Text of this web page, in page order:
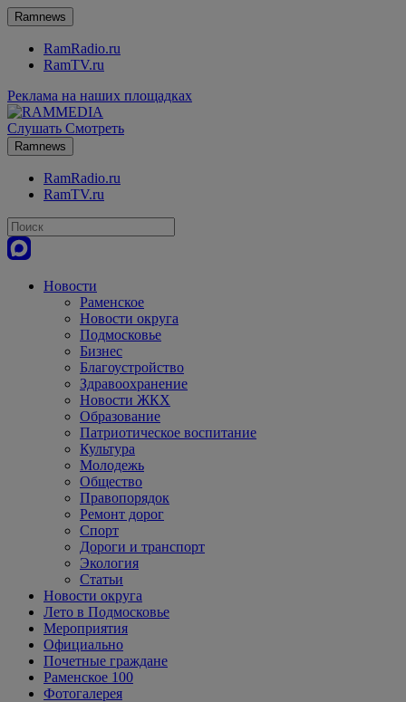
Ramnews
RamRadio.ru
RamTV.ru
Реклама на наших площадках
Слушать Смотреть
Ramnews
RamRadio.ru
RamTV.ru
Новости
Раменское
Новости округа
Подмосковье
Бизнес
Благоустройство
Здравоохранение
Новости ЖКХ
Образование
Патриотическое воспитание
Культура
Молодежь
Общество
Правопорядок
Ремонт дорог
Спорт
Дороги и транспорт
Экология
Статьи
Новости округа
Лето в Подмосковье
Мероприятия
Официально
Почетные граждане
Раменское 100
Фотогалерея